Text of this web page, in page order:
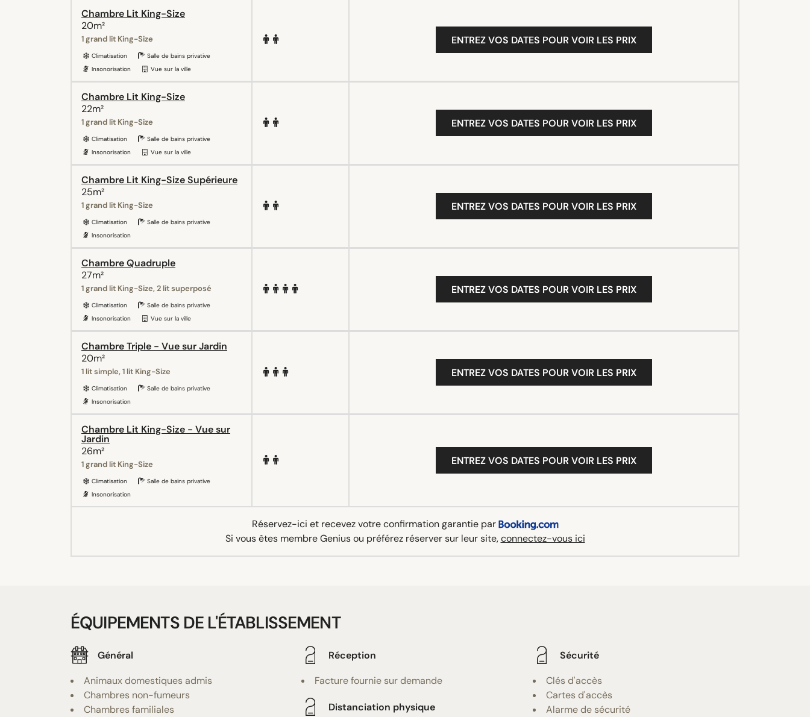
Chambre Lit King-Size
20m²
1 grand lit King-Size
Climatisation
Salle de bains privative
Insonorisation
Vue sur la ville
ENTREZ VOS DATES POUR VOIR LES PRIX
Chambre Lit King-Size
22m²
1 grand lit King-Size
Climatisation
Salle de bains privative
Insonorisation
Vue sur la ville
ENTREZ VOS DATES POUR VOIR LES PRIX
Chambre Lit King-Size Supérieure
25m²
1 grand lit King-Size
Climatisation
Salle de bains privative
Insonorisation
ENTREZ VOS DATES POUR VOIR LES PRIX
Chambre Quadruple
27m²
1 grand lit King-Size, 2 lit superposé
Climatisation
Salle de bains privative
Insonorisation
Vue sur la ville
ENTREZ VOS DATES POUR VOIR LES PRIX
Chambre Triple - Vue sur Jardin
20m²
1 lit simple, 1 lit King-Size
Climatisation
Salle de bains privative
Insonorisation
ENTREZ VOS DATES POUR VOIR LES PRIX
Chambre Lit King-Size - Vue sur
Jardin
26m²
1 grand lit King-Size
Climatisation
Salle de bains privative
Insonorisation
ENTREZ VOS DATES POUR VOIR LES PRIX
Réservez-ici et recevez votre confirmation garantie par
Si vous êtes membre Genius ou préférez réserver sur leur site,connectez-vous ici
ÉQUIPEMENTS DE L'ÉTABLISSEMENT
Général
Animaux domestiques admis
Chambres non-fumeurs
Chambres familiales
Réception
Facture fournie sur demande
Distanciation physique
Sécurité
Clés d'accès
Cartes d'accès
Alarme de sécurité